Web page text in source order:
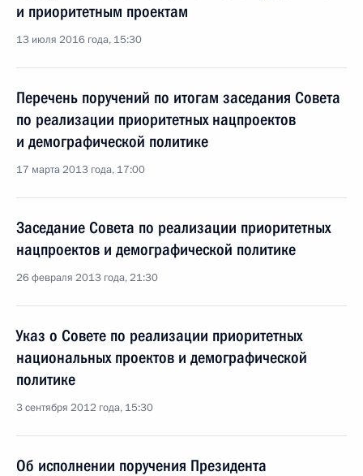
и приоритетным проектам
13 июля 2016 года, 15:30
Перечень поручений по итогам заседания Совета
по реализации приоритетных нацпроектов
и демографической политике
17 марта 2013 года, 17:00
Заседание Совета по реализации приоритетных
нацпроектов и демографической политике
26 февраля 2013 года, 21:30
Указ о Совете по реализации приоритетных
национальных проектов и демографической
политике
3 сентября 2012 года, 15:30
Об исполнении поручения Президента